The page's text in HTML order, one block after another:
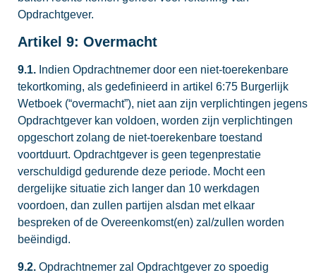
Opdrachtgever.
Artikel 9: Overmacht
9.1. Indien Opdrachtnemer door een niet-toerekenbare
tekortkoming, als gedefinieerd in artikel 6:75 Burgerlijk
Wetboek (“overmacht”), niet aan zijn verplichtingen jegens
Opdrachtgever kan voldoen, worden zijn verplichtingen
opgeschort zolang de niet-toerekenbare toestand
voortduurt. Opdrachtgever is geen tegenprestatie
verschuldigd gedurende deze periode. Mocht een
dergelijke situatie zich langer dan 10 werkdagen
voordoen, dan zullen partijen alsdan met elkaar
bespreken of de Overeenkomst(en) zal/zullen worden
beëindigd.
9.2. Opdrachtnemer zal Opdrachtgever zo spoedig